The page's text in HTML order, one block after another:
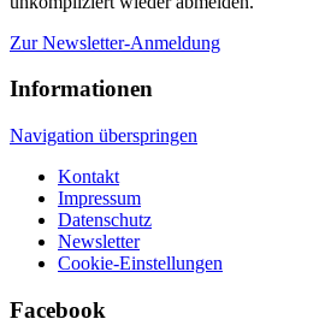
Zur Newsletter-Anmeldung
Informationen
Navigation überspringen
Kontakt
Impressum
Datenschutz
Newsletter
Cookie-Einstellungen
Facebook